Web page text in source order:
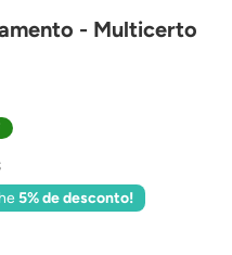
- Multicerto
5% de desconto!